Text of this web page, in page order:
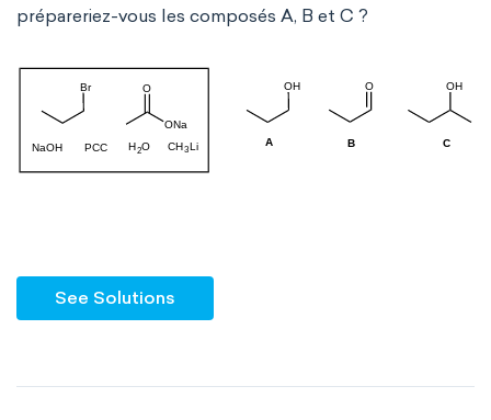
prépareriez-vous les composés A, B et C ?
See Solutions